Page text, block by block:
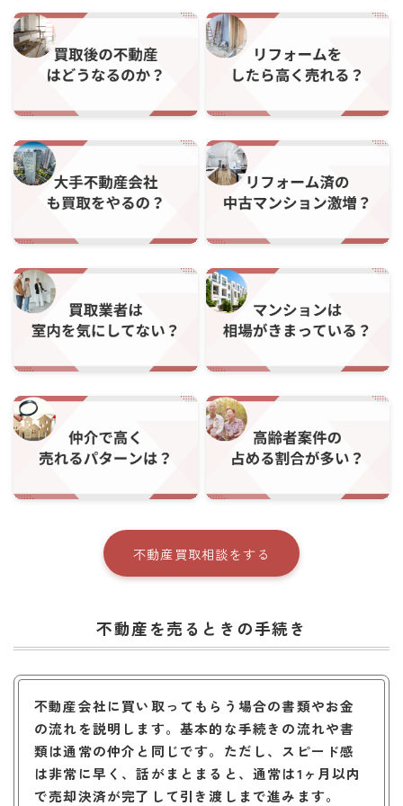
不動産買取相談をする
不動産を売るときの手続き
不動産会社に買い取ってもらう場合の書類やお金
の流れを説明します。基本的な手続きの流れや書
類は通常の仲介と同じです。ただし、スピード感
は非常に早く、話がまとまると、通常は1ヶ月以内
で売却決済が完了して引き渡しまで進みます。